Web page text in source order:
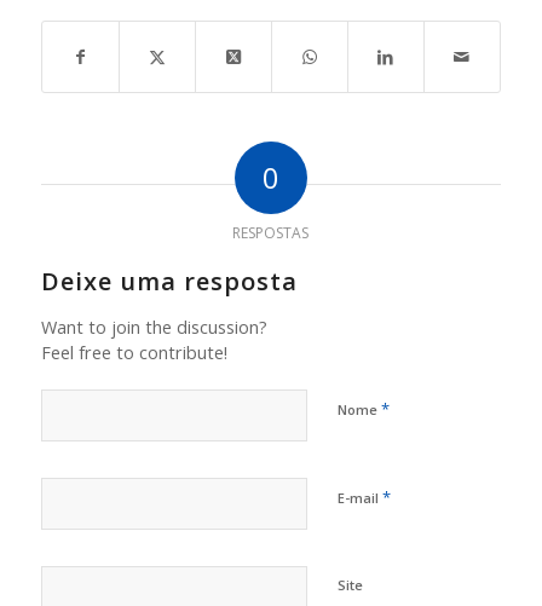
0
RESPOSTAS
Deixe uma resposta
Want to join the discussion?
Feel free to contribute!
Nome *
E-mail *
Site